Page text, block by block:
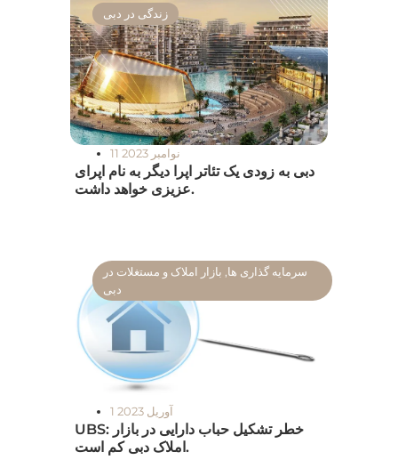
زندگی در دبی
11 نوامبر 2023
دبی به زودی یک تئاتر اپرا دیگر به نام اپرای
عزیزی خواهد داشت.
سرمایه گذاری ها, بازار املاک و مستغلات در
دبی
1 آوریل 2023
UBS: خطر تشکیل حباب دارایی در بازار
املاک دبی کم است.